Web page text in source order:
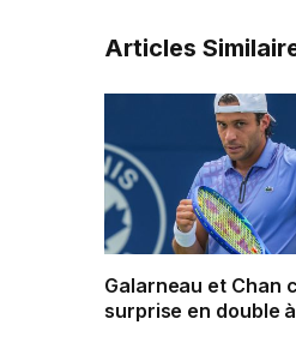
Articles
Galarneau et Chan
surprise en double à